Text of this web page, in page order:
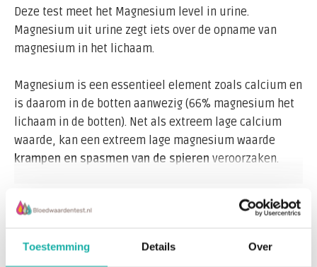
Toestemming Details Over
Deze test meet het Magnesium level in urine.
Magnesium uit urine zegt iets over de opname van
magnesium in het lichaam.
Magnesium is een essentieel element zoals calcium en
is daarom in de botten aanwezig (66% magnesium het
lichaam in de botten). Net als extreem lage calcium
waarde, kan een extreem lage magnesium waarde
krampen en spasmen van de spieren veroorzaken.
De meest voorkomende reden voor de lage urine
magnesium is een laag magnesium gehalte in de
nierstenenverhogen.
Lees meer
Recent bekeken